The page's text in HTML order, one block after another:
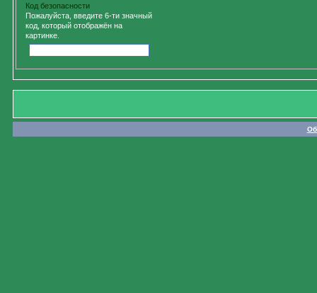
Код безопасности
Пожалуйста, введите 6-ти значный
код, который отображён на
картинке.